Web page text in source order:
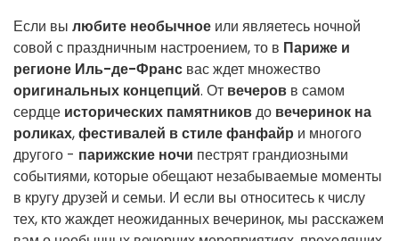
Если вы любите необычное или являетесь ночной
совой с праздничным настроением, то в Париже и
регионе Иль-де-Франс вас ждет множество
оригинальных концепций. От вечеров в самом
сердце исторических памятниковдо вечеринок на
роликах,фестивалей в стиле фанфайр и многого
другого - парижские ночи пестрят грандиозными
событиями, которые обещают незабываемые моменты
в кругу друзей и семьи. И если вы относитесь к числу
тех, кто жаждет неожиданных вечеринок, мы расскажем